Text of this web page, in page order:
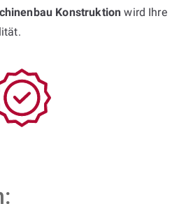
Konstruktion wird Ihre